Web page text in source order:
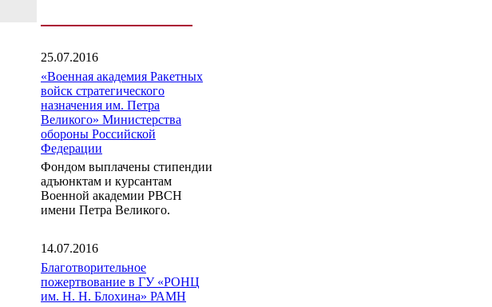
25.07.2016
«Военная академия Ракетных
войск стратегического
назначения им. Петра
Великого» Министерства
обороны Российской
Федерации
Фондом выплачены стипендии
адъюнктам и курсантам
Военной академии РВСН
имени Петра Великого.
14.07.2016
Благотворительное
пожертвование в ГУ «РОНЦ
им. Н. Н. Блохина» РАМН